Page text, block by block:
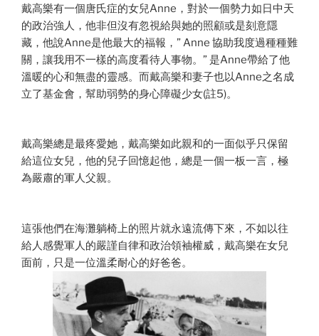
戴高樂有一個唐氏症的女兒Anne，對於一個勢力如日中天
的政治強人，他非但沒有忽視給與她的照顧或是刻意隱
藏，他說Anne是他最大的福報，” Anne 協助我度過種種難
關，讓我用不一樣的高度看待人事物。” 是Anne帶給了他
溫暖的心和無盡的靈感。而戴高樂和妻子也以Anne之名成
立了基金會，幫助弱勢的身心障礙少女(註5)。
戴高樂總是最疼愛她，戴高樂如此親和的一面似乎只保留
給這位女兒，他的兒子回憶起他，總是一個一板一言，極
為嚴肅的軍人父親。
這張他們在海灘躺椅上的照片就永遠流傳下來，不如以往
給人感覺軍人的嚴謹自律和政治領袖權威，戴高樂在女兒
面前，只是一位溫柔耐心的好爸爸。